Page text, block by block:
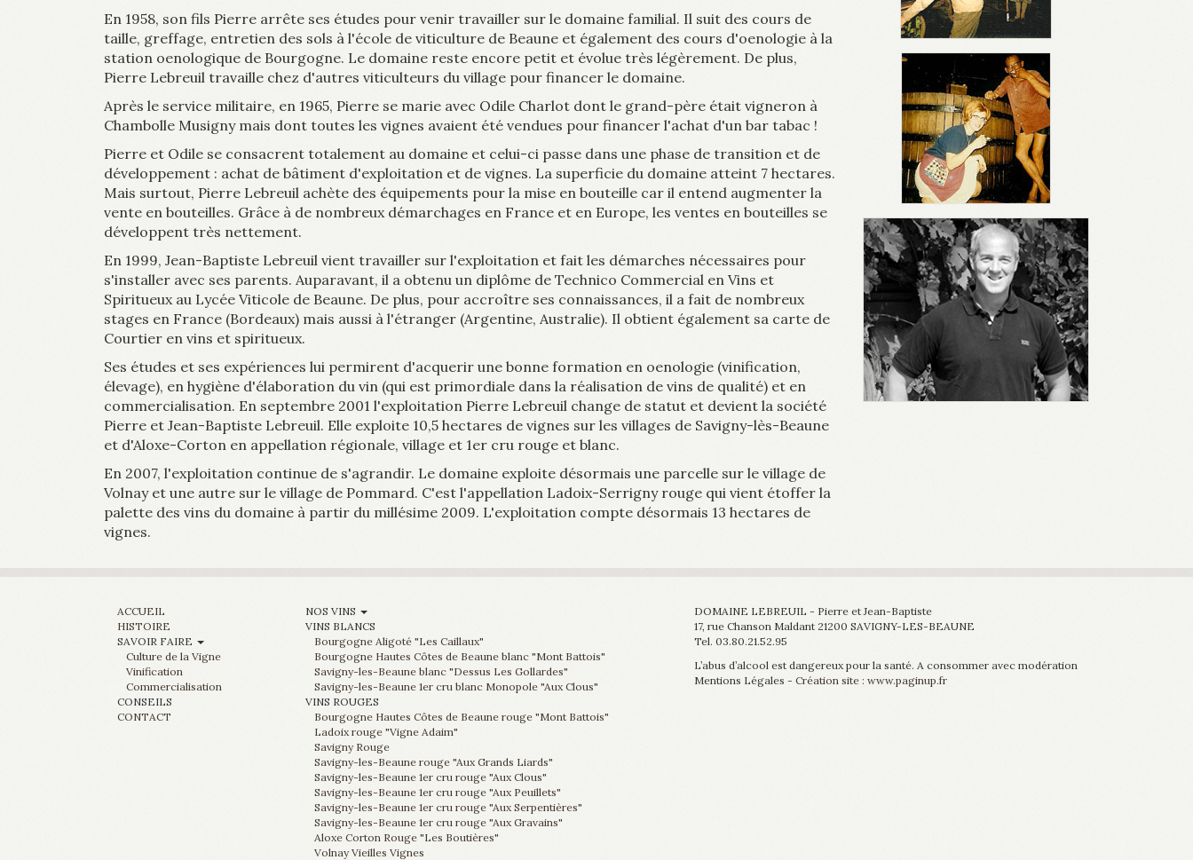
En 1958, son fils Pierre arrête ses études pour venir travailler sur le domaine familial. Il suit des cours de
taille, greffage, entretien des sols à l'école de viticulture de Beaune et également des cours d'oenologie à la
station oenologique de Bourgogne. Le domaine reste encore petit et évolue très légèrement. De plus,
Pierre Lebreuil travaille chez d'autres viticulteurs du village pour financer le domaine.
Après le service militaire, en 1965, Pierre se marie avec Odile Charlot dont le grand-père était vigneron à
Chambolle Musigny mais dont toutes les vignes avaient été vendues pour financer l'achat d'un bar tabac !
Pierre et Odile se consacrent totalement au domaine et celui-ci passe dans une phase de transition et de
développement : achat de bâtiment d'exploitation et de vignes. La superficie du domaine atteint 7 hectares.
Mais surtout, Pierre Lebreuil achète des équipements pour la mise en bouteille car il entend augmenter la
vente en bouteilles. Grâce à de nombreux démarchages en France et en Europe, les ventes en bouteilles se
développent très nettement.
En 1999, Jean-Baptiste Lebreuil vient travailler sur l'exploitation et fait les démarches nécessaires pour
s'installer avec ses parents. Auparavant, il a obtenu un diplôme de Technico Commercial en Vins et
Spiritueux au Lycée Viticole de Beaune. De plus, pour accroître ses connaissances, il a fait de nombreux
stages en France (Bordeaux) mais aussi à l'étranger (Argentine, Australie). Il obtient également sa carte de
Courtier en vins et spiritueux.
Ses études et ses expériences lui permirent d'acquerir une bonne formation en oenologie (vinification,
élevage), en hygiène d'élaboration du vin (qui est primordiale dans la réalisation de vins de qualité) et en
commercialisation. En septembre 2001 l'exploitation Pierre Lebreuil change de statut et devient la société
Pierre et Jean-Baptiste Lebreuil. Elle exploite 10,5 hectares de vignes sur les villages de Savigny-lès-Beaune
et d'Aloxe-Corton en appellation régionale, village et 1er cru rouge et blanc.
En 2007, l'exploitation continue de s'agrandir. Le domaine exploite désormais une parcelle sur le village de
Volnay et une autre sur le village de Pommard. C'est l'appellation Ladoix-Serrigny rouge qui vient étoffer la
palette des vins du domaine à partir du millésime 2009. L'exploitation compte désormais 13 hectares de
vignes.
ACCUEIL
HISTOIRE
SAVOIR FAIRE
Culture de la Vigne
Vinification
Commercialisation
CONSEILS
CONTACT
NOS VINS
VINS BLANCS
Bourgogne Aligoté "Les Caillaux"
Bourgogne Hautes Côtes de Beaune blanc "Mont Battois"
Savigny-les-Beaune blanc "Dessus Les Gollardes"
Savigny-les-Beaune 1er cru blanc Monopole "Aux Clous"
VINS ROUGES
Bourgogne Hautes Côtes de Beaune rouge "Mont Battois"
Ladoix rouge "Vigne Adaim"
Savigny Rouge
Savigny-les-Beaune rouge "Aux Grands Liards"
Savigny-les-Beaune 1er cru rouge "Aux Clous"
Savigny-les-Beaune 1er cru rouge "Aux Peuillets"
Savigny-les-Beaune 1er cru rouge "Aux Serpentières"
Savigny-les-Beaune 1er cru rouge "Aux Gravains"
Aloxe Corton Rouge "Les Boutières"
Volnay Vieilles Vignes
DOMAINE LEBREUIL - Pierre et Jean-Baptiste
17, rue Chanson Maldant 21200 SAVIGNY-LES-BEAUNE
Tel. 03.80.21.52.95
L’abus d’alcool est dangereux pour la santé. A consommer avec modération
Mentions Légales - Création site : www.paginup.fr